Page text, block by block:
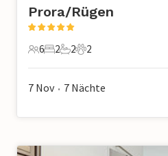
Prora/Rügen
6 Gäste
6
2 Schlafzimmer
2
2 Badezimmer
2
2 Haustiere
2
7 Nov • 7 Nächte